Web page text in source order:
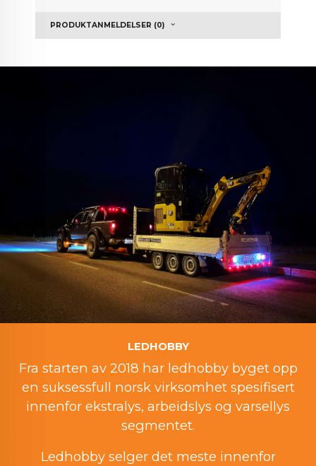
PRODUKTANMELDELSER (0)
LEDHOBBY
Fra starten av 2018 har ledhobby byget opp
en suksessfull norsk virksomhet spesifisert
innenfor ekstralys, arbeidslys og varsellys
segmentet.
Ledhobby selger det meste innenfor